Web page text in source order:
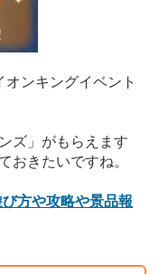
ンキングイベント
ズ」がもらえます
おきたいですね。
方や攻略や景品報